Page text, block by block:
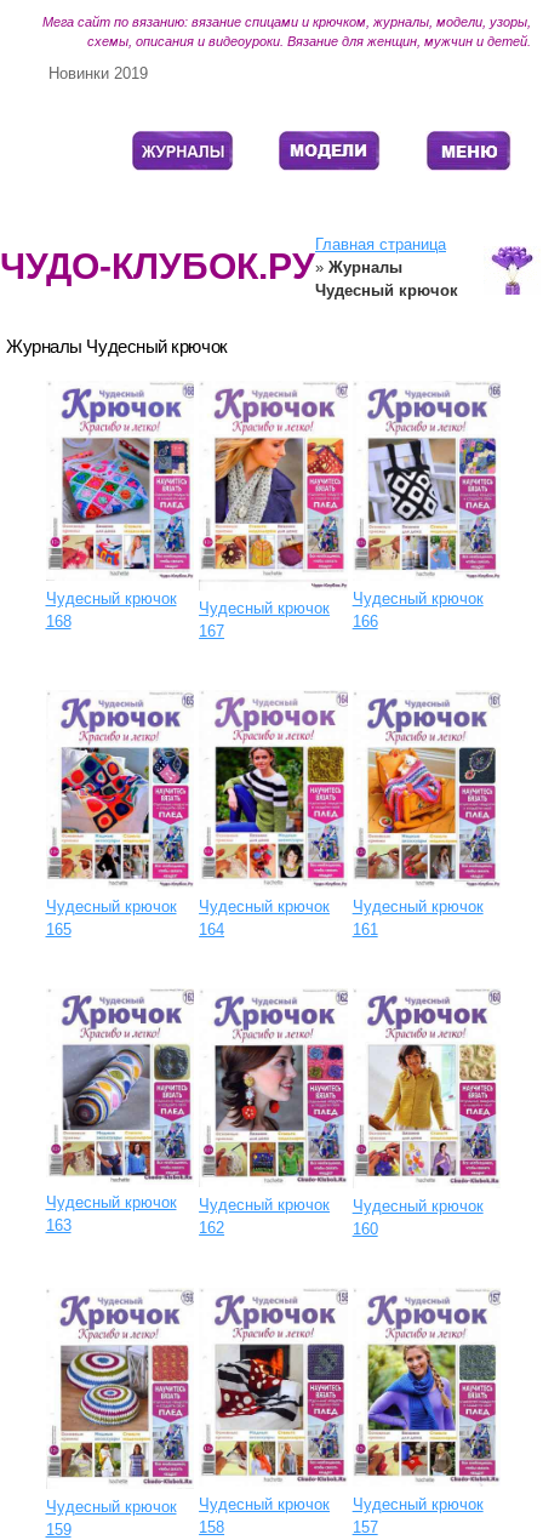
Мега сайт по вязанию: вязание спицами и крючком, журналы, модели, узоры,
схемы, описания и видеоуроки. Вязание для женщин, мужчин и детей.
Новинки 2019
ЧУДО-КЛУБОК.РУ
Главная страница
» Журналы
Чудесный крючок
Журналы Чудесный крючок
Чудесный крючок
168
Чудесный крючок
167
Чудесный крючок
166
Чудесный крючок
165
Чудесный крючок
164
Чудесный крючок
161
Чудесный крючок
163
Чудесный крючок
162
Чудесный крючок
160
Чудесный крючок
159
Чудесный крючок
158
Чудесный крючок
157